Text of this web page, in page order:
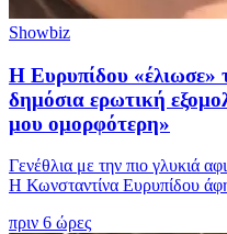
Showbiz
Η Ευρυπίδου «έλιωσε»
δημόσια ερωτική
μου ομορφότερη»
Γενέθλια με την πιο γλυκιά
Η Κωνσταντίνα Ευρυπίδου
πριν 6 ώρες